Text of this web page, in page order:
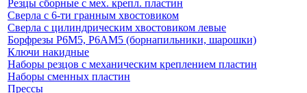
Резцы сборные с мех. крепл. пластин
Сверла с 6-ти гранным хвостовиком
Сверла с цилиндрическим хвостовиком левые
Борфрезы Р6М5, Р6АМ5 (борнапильники, шарошки)
Ключи накидные
Наборы резцов с механическим креплением пластин
Наборы сменных пластин
Прессы